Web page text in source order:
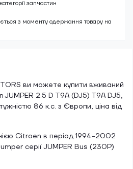
ви можете купити вживаний
JUMPER 2.5 D T9A (DJ5) T9A DJ5,
86 к.с. з Європи, ціна від
Citroen в період 1994-2002
серії JUMPER Bus (230P)
запчастин
з моменту одержання товару на